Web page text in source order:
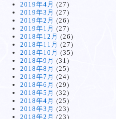
2019年4月 (27)
2019年3月 (27)
2019年2月 (26)
2019年1月 (27)
2018年12月 (26)
2018年11月 (27)
2018年10月 (35)
2018年9月 (31)
2018年8月 (25)
2018年7月 (24)
2018年6月 (29)
2018年5月 (32)
2018年4月 (25)
2018年3月 (23)
2018年2月 (23)